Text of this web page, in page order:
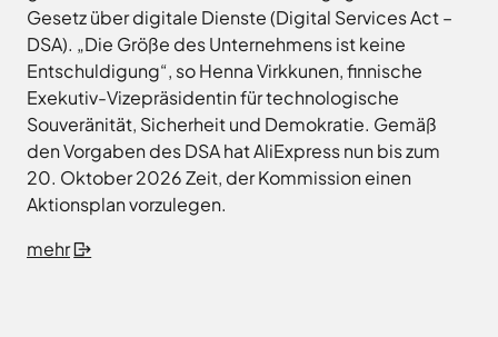
Gesetz über digitale Dienste (Digital Services Act –
DSA). „Die Größe des Unternehmens ist keine
Entschuldigung“, so Henna Virkkunen, finnische
Exekutiv-Vizepräsidentin für technologische
Souveränität, Sicherheit und Demokratie. Gemäß
den Vorgaben des DSA hat AliExpress nun bis zum
20. Oktober 2026 Zeit, der Kommission einen
Aktionsplan vorzulegen.
mehr
Landgesellschaft
Osnabrücker
Land
–
Entwicklungsgesellschaft
Planungsgesellschaft
Nahverkehr
Osnabrück
Stiftung
Lauter
12.00
Uhr
Samstag
9.30 - 11.30 Uhr
(nur
Zulassungsstelle!)
Außenstellen
der
Essen
Bad
Iburg
Bad
Laer
Bad
Rothenfelde
Belm
Bersenbrück
Bissendorf